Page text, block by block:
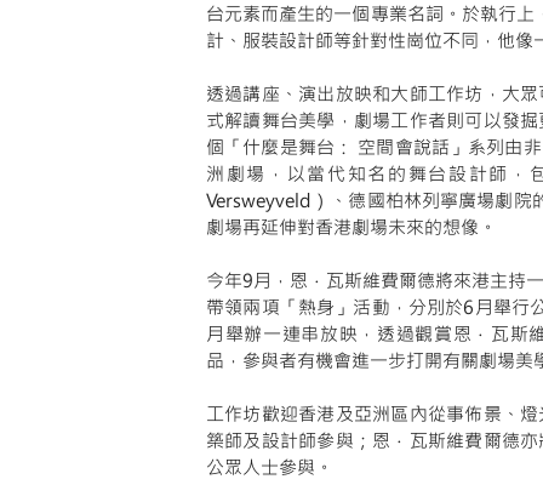
台元素而產生的一個專業名詞。於執行
計、服裝設計師等針對性崗位不同，他
透過講座、演出放映和大師工作坊，大
式解讀舞台美學，劇場工作者則可以發
個「什麼是舞台： 空間會說話」系列由
洲劇場，以當代知名的舞台設計師，
Versweyveld）、德國柏林列寧廣場劇院
劇場再延伸對香港劇場未來的想像。
今年9月，恩．瓦斯維費爾德將來港主持
帶領兩項「熱身」活動，分別於6月舉行
月舉辦一連串放映，透過觀賞恩．瓦斯
品，參與者有機會進一步打開有關劇場美
工作坊歡迎香港及亞洲區內從事佈景、
築師及設計師參與；恩．瓦斯維費爾德
公眾人士參與。